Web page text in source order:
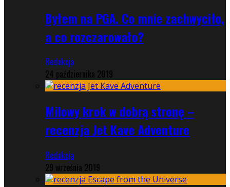
Byłem na PGA. Co mnie zachwyciło,
a co rozczarowało?
Redakcja
24 października 2019
Milowy krok w dobrą stronę –
recenzja Jet Kave Adventure
Redakcja
29 września 2019